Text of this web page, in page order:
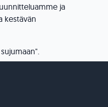
ja
kestävän